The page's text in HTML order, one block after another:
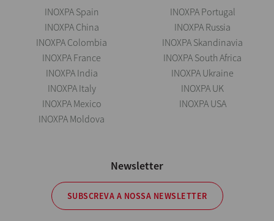
INOXPA Spain
INOXPA China
INOXPA Colombia
INOXPA France
INOXPA India
INOXPA Italy
INOXPA Mexico
INOXPA Moldova
INOXPA Portugal
INOXPA Russia
INOXPA Skandinavia
INOXPA South Africa
INOXPA Ukraine
INOXPA UK
INOXPA USA
Newsletter
SUBSCREVA A NOSSA NEWSLETTER